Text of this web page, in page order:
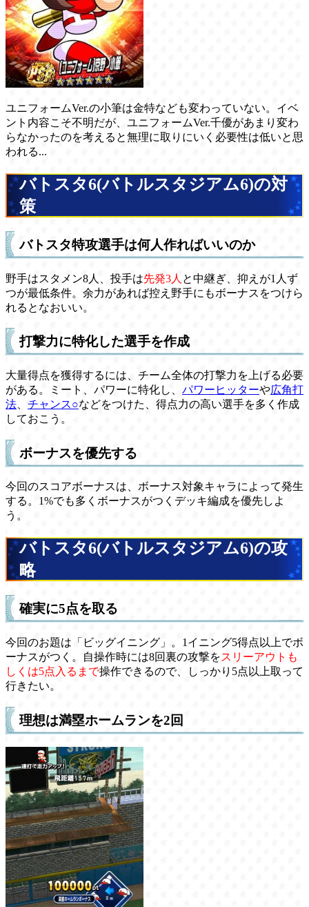
ユニフォームVer.の小筆は金特なども変わっていない。イベ
ント内容こそ不明だが、ユニフォームVer.千優があまり変わ
らなかったのを考えると無理に取りにいく必要性は低いと思
われる...
バトスタ6(バトルスタジアム6)の対
策
バトスタ特攻選手は何人作ればいいのか
野手はスタメン8人、投手は先発3人 と中継ぎ、抑えが1人ず
つが最低条件。余力があれば控え野手にもボーナスをつけら
れるとなおいい。
打撃力に特化した選手を作成
大量得点を獲得するには、チーム全体の打撃力を上げる必要
がある。ミート、パワーに特化し、 パワーヒッターや広角打
法
チャンス○などをつけた、得点力の高い選手を多く作成
しておこう。
ボーナスを優先する
今回のスコアボーナスは、ボーナス対象キャラによって発生
する。1%でも多くボーナスがつくデッキ編成を優先しよ
う。
バトスタ6(バトルスタジアム6)の攻
略
確実に5点を取る
今回のお題は「ビッグイニング」。1イニング5得点以上でボ
ーナスがつく。自操作時には8回裏の攻撃をスリーアウトも
しくは5点入るまで操作できるので、しっかり5点以上取って
行きたい。
理想は満塁ホームランを2回